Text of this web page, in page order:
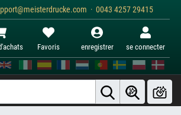
· 0043 4257 29415
Favoris enregistrer se connecter